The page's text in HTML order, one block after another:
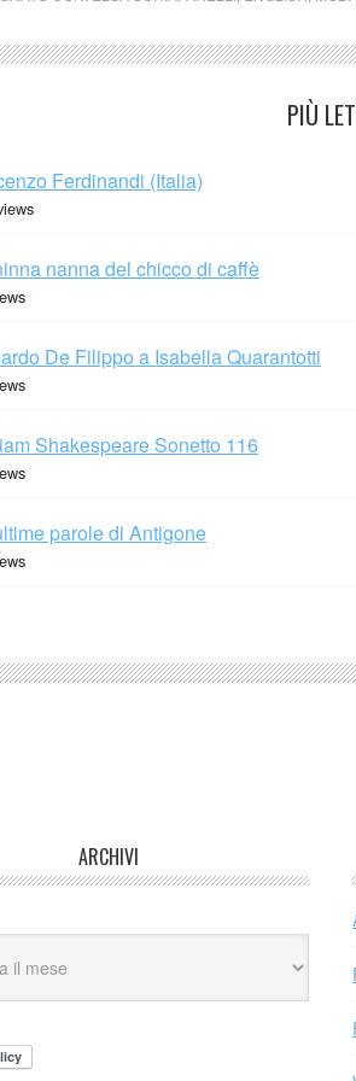
PIÙ
Ferdinandi (Italia)
nanna del chicco di caffè
De Filippo a Isabella Quarantotti
Shakespeare Sonetto 116
parole di Antigone
ARCHIVI